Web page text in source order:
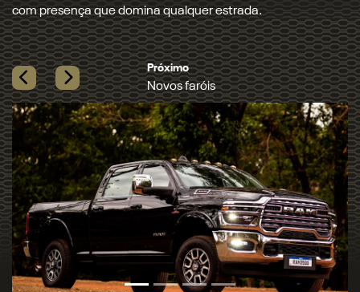
com presença que domina qualquer estrada.​
Previous Next